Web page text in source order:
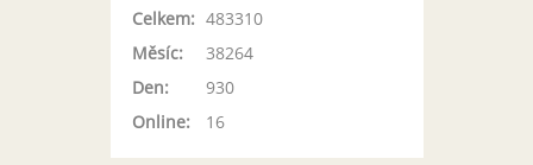
Online: 16
Celkem: 483310
Měsíc:
38264
Den:
930